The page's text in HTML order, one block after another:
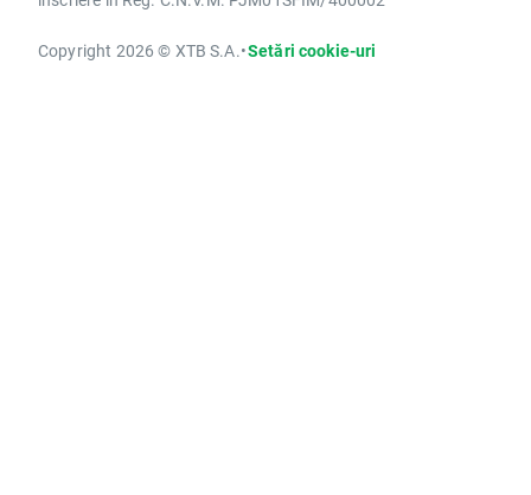
Copyright 2026 © XTB S.A.•Setări cookie-uri